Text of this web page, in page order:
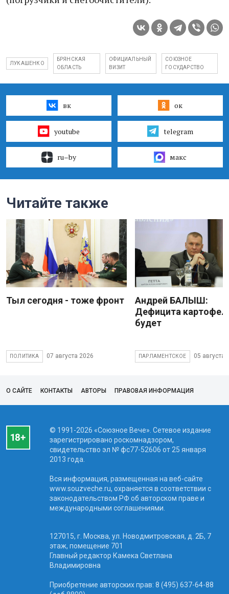
ЛУКАШЕНКО
БРЯНСКАЯ
ОБЛАСТЬ
ОФИЦИАЛЬНЫЙ
ВИЗИТ
СОЮЗНОЕ
ГОСУДАРСТВО
вк ок
youtube telegram
ru–by макс
Читайте также
Тыл сегодня - тоже фронт
ПОЛИТИКА 07 августа 2026
Андрей БАЛЫШ:
Дефицита
будет
ПАРЛАМЕНТСКОЕ 05 августа
О САЙТЕ КОНТАКТЫ АВТОРЫ ПРАВОВАЯ ИНФОРМАЦИЯ
© 1991-2026 «Союзное Вече». Сетевое издание
зарегистрировано роскомнадзором,
свидетельство эл № фc77-52606 от 25 января
2013 года.
Вся информация, размещенная на веб-сайте
www.souzveche.ru, охраняется в соответствии с
законодательством РФ об авторском праве и
международными соглашениями.
127015, г. Москва, ул. Новодмитровская, д. 2Б, 7
этаж, помещение 701
Главный редактор Камека Светлана
Владимировна
Приобретение авторских прав: 8 (495) 637-64-88